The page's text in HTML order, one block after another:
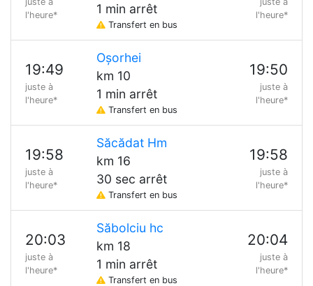
l'heure*
1 min arrêt
Transfert en bus
l'heure*
19:49
juste à
l'heure*
Oșorhei
km 10
1 min arrêt
Transfert en bus
19:50
juste à
l'heure*
19:58
juste à
l'heure*
Săcădat Hm
km 16
30 sec arrêt
Transfert en bus
19:58
juste à
l'heure*
20:03
juste à
l'heure*
Săbolciu hc
km 18
1 min arrêt
Transfert en bus
20:04
juste à
l'heure*